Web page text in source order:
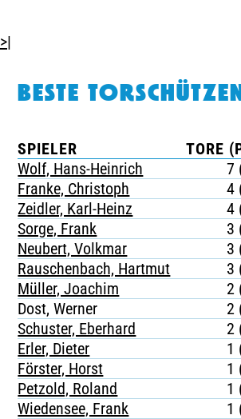
>|
BESTE
SPIELER TORE
Wolf, Hans-Heinrich
7
Franke, Christoph
4
Zeidler, Karl-Heinz
4
Sorge, Frank
3
Neubert, Volkmar
3
Rauschenbach, Hartmut
3
Müller, Joachim
2
Dost, Werner
2
Schuster, Eberhard
2
Erler, Dieter
1
Förster, Horst
1
Petzold, Roland
1
Wiedensee, Frank
1